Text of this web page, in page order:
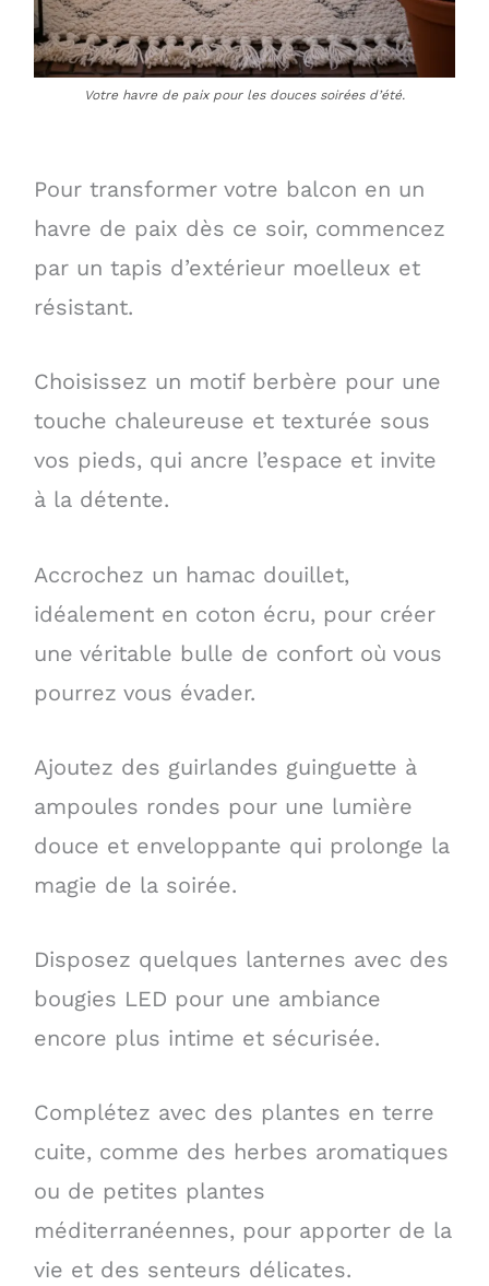
Votre havre de paix pour les douces soirées d’été.
Pour transformer votre balcon en un
havre de paix dès ce soir, commencez
par un tapis d’extérieur moelleux et
résistant.
Choisissez un motif berbère pour une
touche chaleureuse et texturée sous
vos pieds, qui ancre l’espace et invite
à la détente.
Accrochez un hamac douillet,
idéalement en coton écru, pour créer
une véritable bulle de confort où vous
pourrez vous évader.
Ajoutez des guirlandes guinguette à
ampoules rondes pour une lumière
douce et enveloppante qui prolonge la
magie de la soirée.
Disposez quelques lanternes avec des
bougies LED pour une ambiance
encore plus intime et sécurisée.
Complétez avec des plantes en terre
cuite, comme des herbes aromatiques
ou de petites plantes
méditerranéennes, pour apporter de la
vie et des senteurs délicates.